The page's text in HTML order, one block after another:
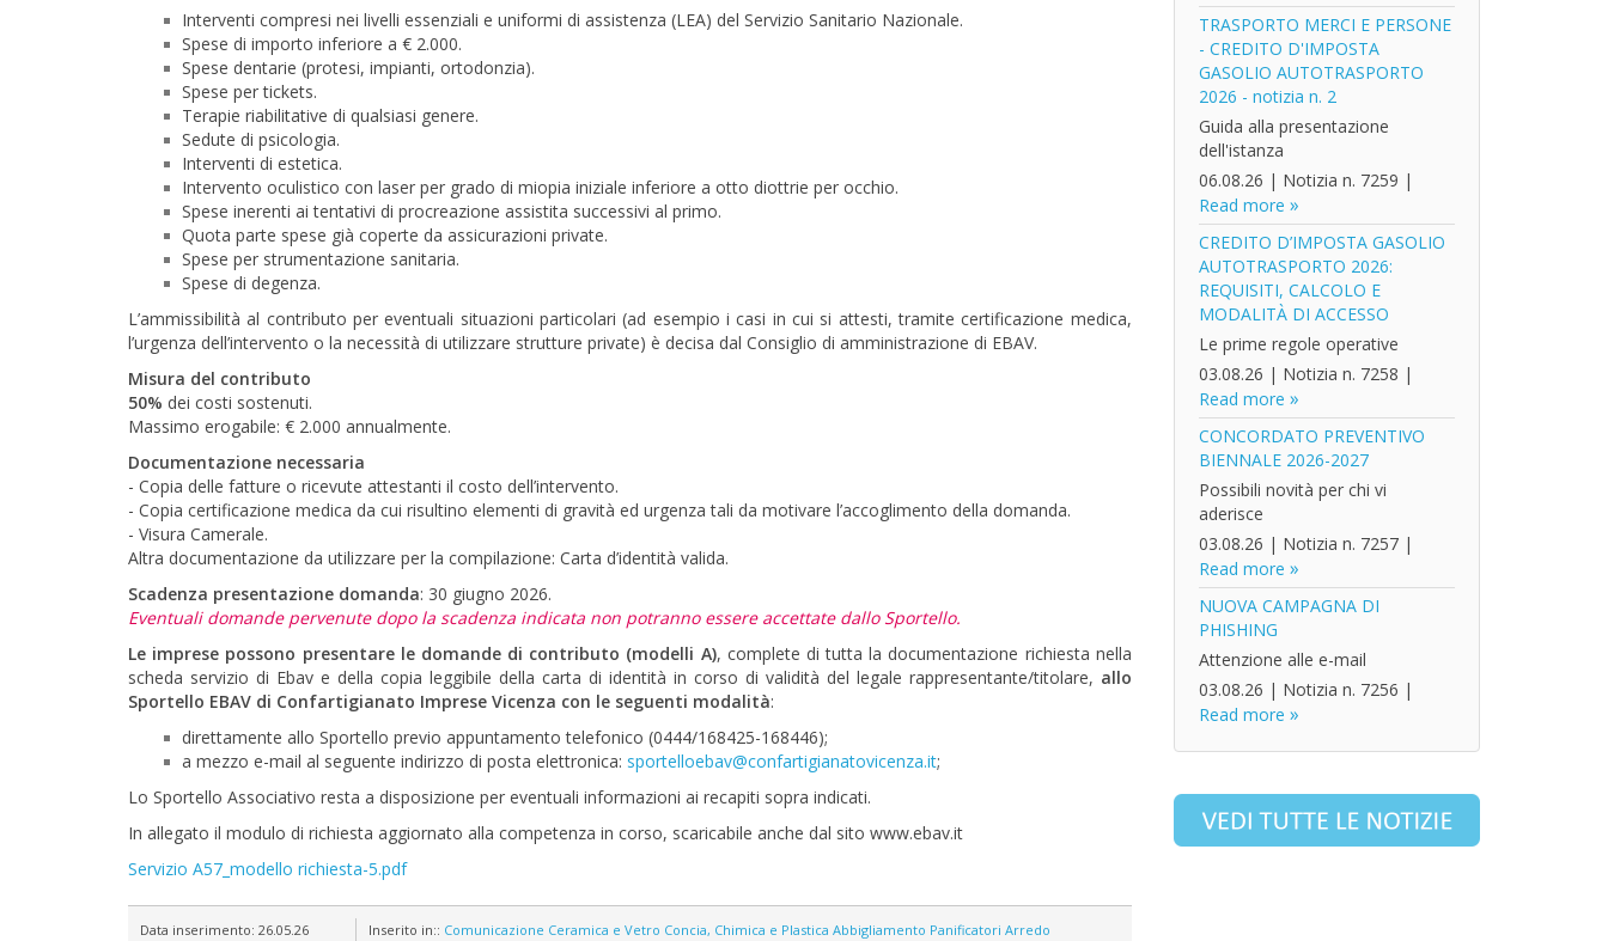
Interventi compresi nei livelli essenziali e uniformi di assistenza (LEA) del Servizio Sanitario Nazionale.
Spese di importo inferiore a € 2.000.
Spese dentarie (protesi, impianti, ortodonzia).
Spese per tickets.
Terapie riabilitative di qualsiasi genere.
Sedute di psicologia.
Interventi di estetica.
Intervento oculistico con laser per grado di miopia iniziale inferiore a otto diottrie per occhio.
Spese inerenti ai tentativi di procreazione assistita successivi al primo.
Quota parte spese già coperte da assicurazioni private.
Spese per strumentazione sanitaria.
Spese di degenza.
L’ammissibilità al contributo per eventuali situazioni particolari (ad esempio i casi in cui si attesti, tramite certificazione medica,
l’urgenza dell’intervento o la necessità di utilizzare strutture private) è decisa dal Consiglio di amministrazione di EBAV.
Misura del contributo
50% dei costi sostenuti.
Massimo erogabile: € 2.000 annualmente.
Documentazione necessaria
- Copia delle fatture o ricevute attestanti il costo dell’intervento.
- Copia certificazione medica da cui risultino elementi di gravità ed urgenza tali da motivare l’accoglimento della domanda.
- Visura Camerale.
Altra documentazione da utilizzare per la compilazione: Carta d’identità valida.
Scadenza presentazione domanda: 30 giugno 2026.
Eventuali domande pervenute dopo la scadenza indicata non potranno essere accettate dallo Sportello.
Le imprese possono presentare le domande di contributo (modelli A), complete di tutta la documentazione richiesta nella
scheda servizio di Ebav e della copia leggibile della carta di identità in corso di validità del legale rappresentante/titolare, allo
Sportello EBAV di Confartigianato Imprese Vicenza con le seguenti modalità:
direttamente allo Sportello previo appuntamento telefonico (0444/168425-168446);
a mezzo e-mail al seguente indirizzo di posta elettronica: sportelloebav@confartigianatovicenza.it;
Lo Sportello Associativo resta a disposizione per eventuali informazioni ai recapiti sopra indicati.
In allegato il modulo di richiesta aggiornato alla competenza in corso, scaricabile anche dal sito www.ebav.it
Servizio A57_modello richiesta-5.pdf
Data inserimento: 26.05.26 Inserito in:: Comunicazione Ceramica e Vetro Concia, Chimica e Plastica Abbigliamento Panificatori Arredo
TRASPORTO MERCI E PERSONE
- CREDITO D'IMPOSTA
GASOLIO AUTOTRASPORTO
2026 - notizia n. 2
Guida alla presentazione
dell'istanza
06.08.26 | Notizia n. 7259 |
Read more
CREDITO D’IMPOSTA GASOLIO
AUTOTRASPORTO 2026:
REQUISITI, CALCOLO E
MODALITÀ DI ACCESSO
Le prime regole operative
03.08.26 | Notizia n. 7258 |
Read more
CONCORDATO PREVENTIVO
BIENNALE 2026-2027
Possibili novità per chi vi
aderisce
03.08.26 | Notizia n. 7257|
Read more
NUOVA CAMPAGNA DI
PHISHING
Attenzione alle e-mail
03.08.26 | Notizia n. 7256 |
Read more